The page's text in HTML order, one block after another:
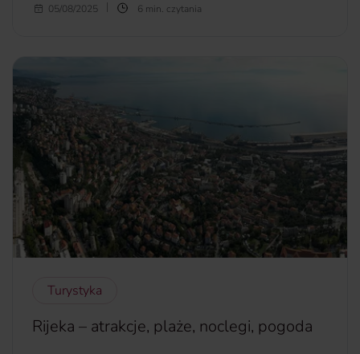
Wybierasz się na Majorkę po raz pierwszy? Lądujesz na
lotniska Palma de Mallorca do centrum? Jak wygląda
05/08/2025 6 min. czytania
Turystyka
Rijeka – atrakcje, plaże, noclegi, pogoda